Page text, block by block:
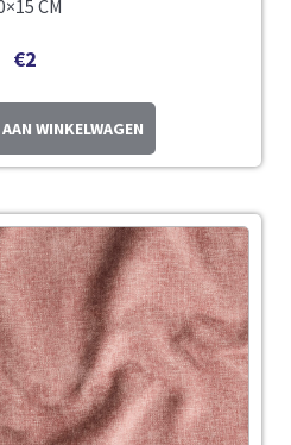
CM
€2
WINKELWAGEN